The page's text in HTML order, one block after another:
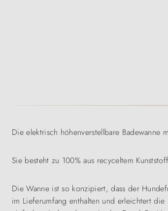
Die elektrisch höhenverstellbare Badewanne
Sie besteht zu 100% aus recyceltem
Die Wanne ist so konzipiert, dass der
im Lieferumfang enthalten und erleichtert